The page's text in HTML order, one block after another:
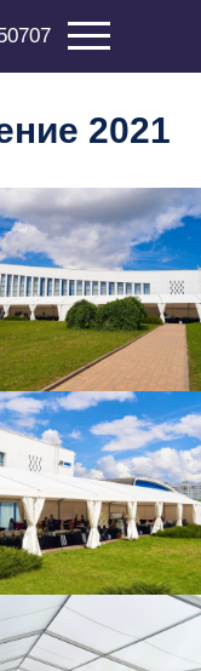
2021